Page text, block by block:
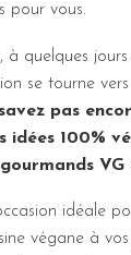
pour vous.
à quelques
se tourne
pas
idées 100%
VG
idéale
végane à